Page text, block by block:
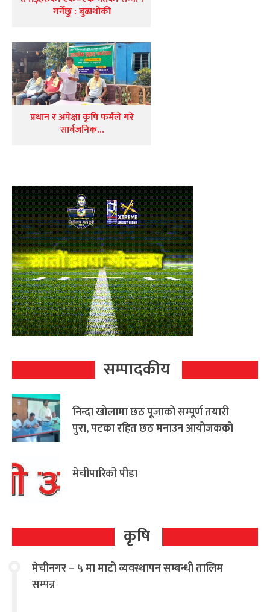
गर्नेछु : बुढाथोकी
प्रधान र अपेक्षा कृषि फर्मले गरे
सार्वजनिक…
सम्पादकीय
निन्दा खोलामा छठ पूजाको सम्पूर्ण तयारी
पुरा, पटका रहित छठ मनाउन आयोजकको
मेचीपारिको पीडा
कृषि
मेचीनगर – ५ मा माटो व्यवस्थापन सम्बन्धी तालिम
सम्पन्न